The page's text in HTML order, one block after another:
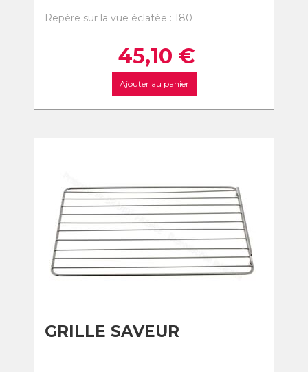
Repère sur la vue éclatée : 180
45,10 €
Ajouter au panier
GRILLE SAVEUR